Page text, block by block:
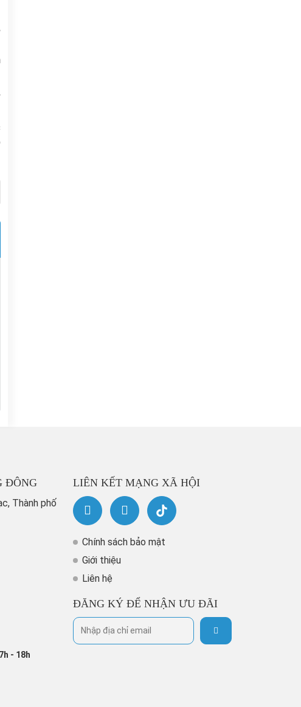
ĐÔNG
Thành phố
- 18h
LIÊN KẾT MẠNG XÃ HỘI
Chính sách bảo mật
Giới thiệu
Liên hệ
ĐĂNG KÝ ĐỂ NHẬN ƯU ĐÃI